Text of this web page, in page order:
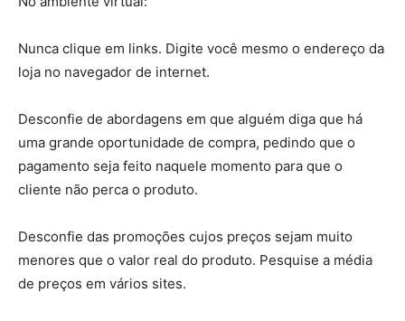
Nunca clique em links. Digite você mesmo o endereço da
loja no navegador de internet.
Desconfie de abordagens em que alguém diga que há
uma grande oportunidade de compra, pedindo que o
pagamento seja feito naquele momento para que o
cliente não perca o produto.
Desconfie das promoções cujos preços sejam muito
menores que o valor real do produto. Pesquise a média
de preços em vários sites.